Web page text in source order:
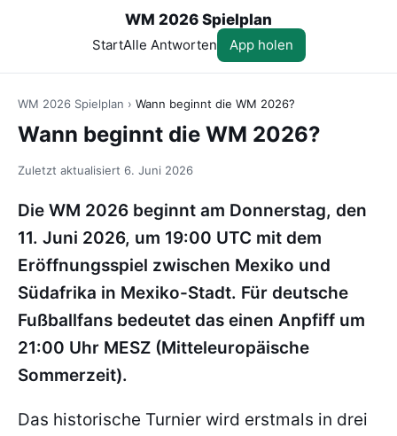
WM 2026 Spielplan
StartAlle Antworten App holen
WM 2026 Spielplan › Wann beginnt die WM 2026?
Wann beginnt die WM 2026?
Zuletzt aktualisiert 6. Juni 2026
Die WM 2026 beginnt am Donnerstag, den
11. Juni 2026, um 19:00 UTC mit dem
Eröffnungsspiel zwischen Mexiko und
Südafrika in Mexiko-Stadt. Für deutsche
Fußballfans bedeutet das einen Anpfiff um
21:00 Uhr MESZ (Mitteleuropäische
Sommerzeit).
Das historische Turnier wird erstmals in drei